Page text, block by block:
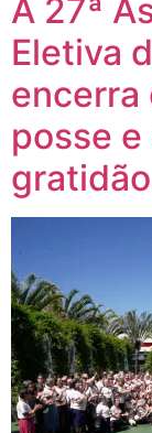
A 27ª
Eletiva
encerra
posse